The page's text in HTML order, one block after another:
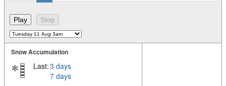
Snow Accumulation
Last:3 days
7 days